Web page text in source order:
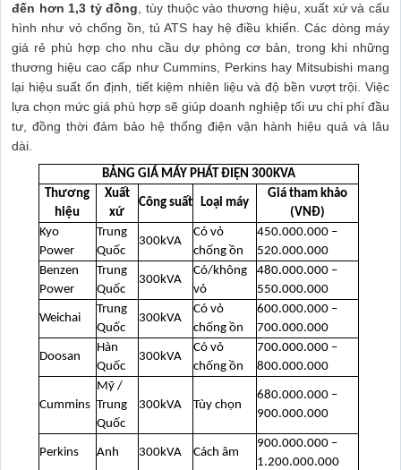
đến hơn 1,3 tỷ đồng , tùy thuộc vào thương hiệu, xuất xứ và cấu
hình như vỏ chống ồn, tủ ATS hay hệ điều khiển. Các dòng máy
giá rẻ phù hợp cho nhu cầu dự phòng cơ bản, trong khi những
thương hiệu cao cấp như Cummins, Perkins hay Mitsubishi mang
lại hiệu suất ổn định, tiết kiệm nhiên liệu và độ bền vượt trội. Việc
lựa chọn mức giá phù hợp sẽ giúp doanh nghiệp tối ưu chi phí đầu
tư, đồng thời đảm bảo hệ thống điện vận hành hiệu quả và lâu
dài.
BẢNG GIÁ MÁY PHÁT ĐIỆN 300KVA
Thương
hiệu
Xuất
xứ
Công suất Loại máy
Giá tham khảo
(VNĐ)
Kyo
Power
Trung
Quốc
300kVA
Có vỏ
chống ồn
450.000.000 –
520.000.000
Benzen
Power
Trung
Quốc
300kVA
Có/không
vỏ
480.000.000 –
550.000.000
Weichai
Trung
Quốc
300kVA
Có vỏ
chống ồn
600.000.000 –
700.000.000
Doosan
Hàn
Quốc
300kVA
Có vỏ
chống ồn
700.000.000 –
800.000.000
Cummins
Mỹ /
Trung
Quốc
300kVA Tùy chọn
680.000.000 –
900.000.000
Perkins Anh 300kVA Cách âm
900.000.000 –
1.200.000.000